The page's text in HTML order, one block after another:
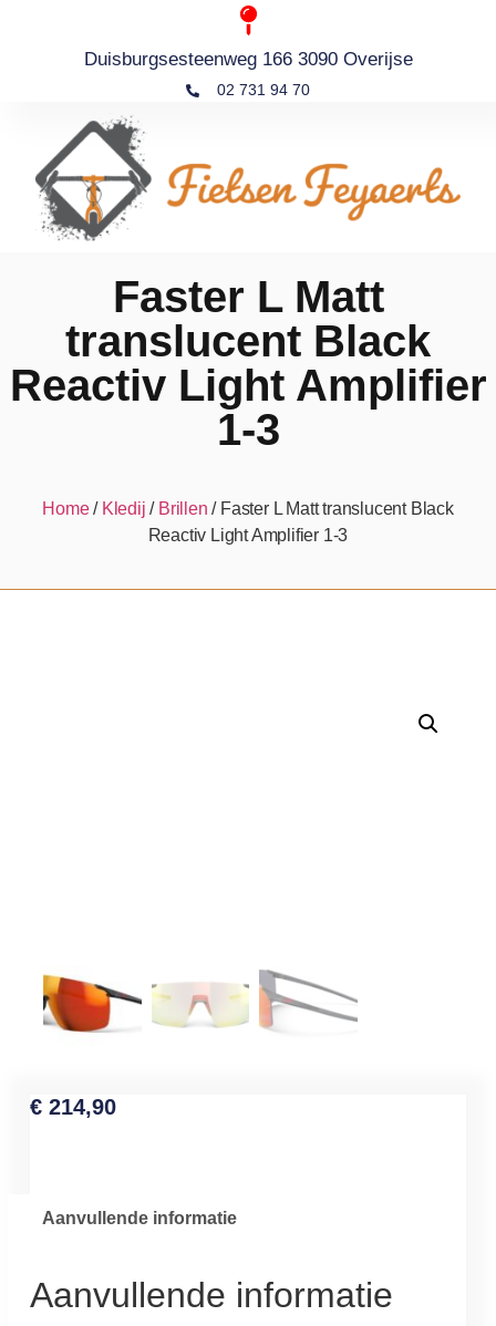
Duisburgsesteenweg 166 3090 Overijse
02 731 94 70
Faster L Matt
translucent Black
Reactiv Light Amplifier
1-3
Home/ Kledij / Brillen / Faster L Matt translucent Black
Reactiv Light Amplifier 1-3
€214,90
Aanvullende informatie
Aanvullende informatie